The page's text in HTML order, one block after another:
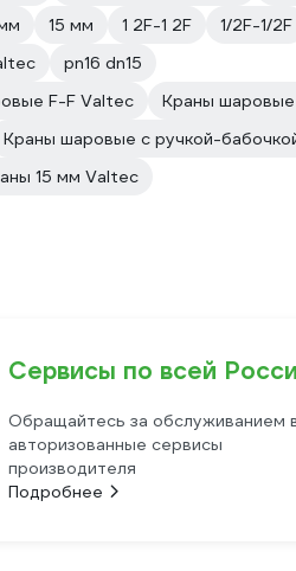
15 мм 1 2F-1 2F 1/2F-1/2F
pn16 dn15
F-F Valtec
Краны шаровые
Краны шаровые с ручкой-
15 мм Valtec
Сервисы по всей
Обращайтесь за обслуживанием
авторизованные сервисы
производителя
Подробнее